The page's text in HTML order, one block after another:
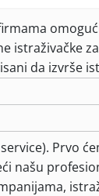
istraživačke
da izvrše
Prvo
našu